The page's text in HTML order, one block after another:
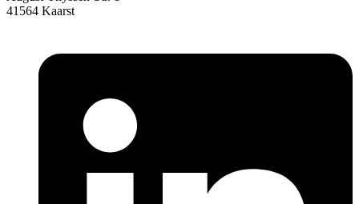
41564 Kaarst